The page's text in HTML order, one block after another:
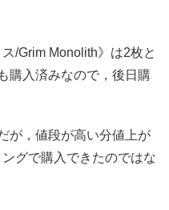
/Grim Monolith》は2枚と
購入済みなので，後日購
が，値段が高い分値上が
グで購入できたのではな